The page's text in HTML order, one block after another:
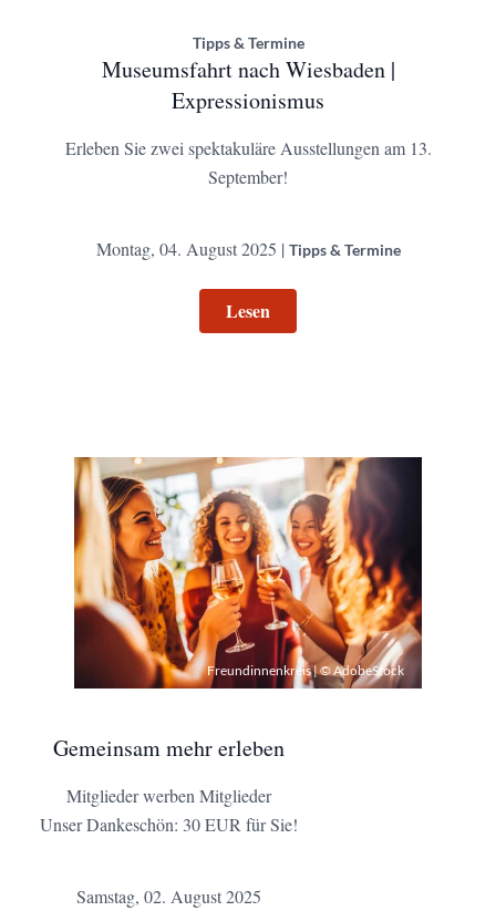
Tipps & Termine
Museumsfahrt nach Wiesbaden |
Expressionismus
Erleben Sie zwei spektakuläre Ausstellungen am 13.
September!
Montag, 04. August 2025 | Tipps & Termine
Lesen
Freundinnenkreis | © AdobeStock
Gemeinsam mehr erleben
Mitglieder werben Mitglieder
Unser Dankeschön: 30 EUR für Sie!
Samstag, 02. August 2025